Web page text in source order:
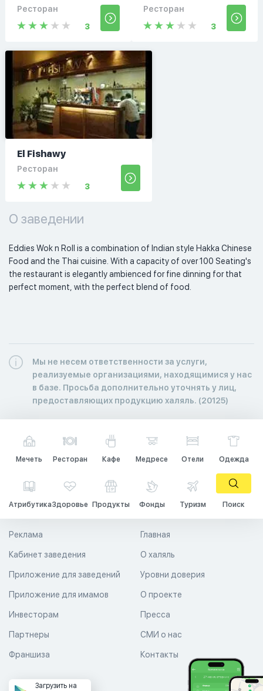
Ресторан
3
Ресторан
3
El Fishawy
Ресторан
3
О заведении
Eddies Wok n Roll is a combination of Indian style Hakka Chinese
Food and the Thai cuisine. With a capacity of over 100 Seating's
the restaurant is elegantly ambienced for fine dinning for that
perfect moment, with the perfect blend of food.
Мы не несем ответственности за услуги,
реализуемые организациями, находящимися у нас
в базе. Просьба дополнительно уточнять у лиц,
предоставляющих продукцию халяль. (20125)
Мечеть Ресторан Кафе Медресе Отели Одежда
АтрибутикаЗдоровье Продукты Фонды Туризм Поиск
Главная
О халяль
Уровни доверия
Реклама
Кабинет заведения
Приложение для заведений
Приложение для имамов О проекте
Пресса
СМИ о нас
Контакты
Инвесторам
Партнеры
Франшиза
Загрузить на